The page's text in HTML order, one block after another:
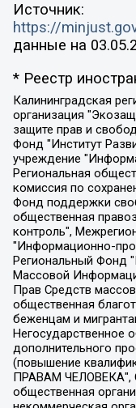
Источник:
https://
данные на
* Реестр
Калининградская региональная общественная организация "Экозащита!-Женсовет", Фонд содействия защите прав и свобод граждан "Общественный вердикт", Фонд "Институт Развития Свободы Информации", Частное учреждение "Информационное агентство МЕМО. РУ", Региональная общественная организация "Общественная комиссия по сохранению наследия академика Сахарова", Фонд поддержки свободы прессы, Санкт-Петербургская общественная правозащитная организация "Гражданский контроль", Межрегиональная общественная организация "Информационно-просветительский центр "Мемориал", Региональный Фонд "Центр Защиты Прав Средств Массовой Информации", с 05.12.2023 Фонд "Центр Защиты Прав Средств массовой информации", Региональная общественная благотворительная организация помощи беженцам и мигрантам "Гражданское содействие", Негосударственное образовательное учреждение дополнительного профессионального образования (повышение квалификации) специалистов "АКАДЕМИЯ ПО ПРАВАМ ЧЕЛОВЕКА", Свердловская региональная общественная организация "Сутяжник", Автономная некоммерческая организация "Центр независимых социологических исследований", Союз общественных объединений "Российский исследовательский центр по правам человека", Региональное общественное учреждение научно-информационный центр "МЕМОРИАЛ", Некоммерческая организация "Фонд защиты гласности", Автономная некоммерческая организация "Институт прав человека", Городская общественная организация "Екатеринбургское общество "МЕМОРИАЛ", Городская общественная организация "Рязанское историко-просветительское и правозащитное общество "Мемориал" (Рязанский Мемориал), Челябинский региональный орган общественной самодеятельности – женское общественное объединение "Женщины Евразии", Челябинский региональный орган общественной самодеятельности "Уральская правозащитная группа", Фонд содействия защите здоровья и социальной справедливости имени Андрея Рылькова, Автономная Некоммерческая Организация "Аналитический Центр Юрия Левады", Автономная некоммерческая организация социальной поддержки населения "Проект Апрель", Региональная общественная организация помощи женщинам и детям, находящимся в кризисной ситуации "Информационно-методический центр "Анна", Фонд содействия развитию массовых коммуникаций и правовому просвещению "Так-так-Так", Фонд содействия устойчивому развитию "Серебряная тайга", Свердловский региональный общественный фонд социальных проектов "Новое время", "Idel.Реалии", Кавказ.Реалии, Крым.Реалии, Телеканал Настоящее Время, Татаро-башкирская служба Радио Свобода (Azatliq Radiosi), Радио Свободная Европа/Радио Свобода (PCE/PC), "Сибирь.Реалии", "Фактограф", Благотворительный фонд помощи осужденным и их семьям, Автономная некоммерческая организация "Институт глобализации и социальных движений", Фонд "В защиту прав заключенных", Частное учреждение "Центр поддержки и содействия развитию средств массовой информации", Пензенский региональный общественный благотворительный фонд "Гражданский союз", "Север.Реалии", Некоммерческая организация Фонд "Правовая инициатива", Общество с ограниченной ответственностью "Радио Свободная Европа/Радио Свобода", Чешское информационное агентство "MEDIUM-ORIENT", Красноярская региональная общественная организация "Мы против СПИДа", Камалягин Денис Николаевич, Маркелов Сергей Евгеньевич, Пономарев Лев Александрович, Савицкая Людмила Алексеевна, Автономная некоммерческая организация "Центр по работе с проблемой насилия "НАСИЛИЮ.НЕТ", Межрегиональный профессиональный союз работников здравоохранения "Альянс врачей", Юридическое лицо, зарегистрированное в Латвийской Республике, SIA "Medusa Project" (регистрационный номер 40103797863, дата регистрации 10.06.2014), Некоммерческая организация "Фонд по борьбе с коррупцией", Автономная некоммерческая организация "Институт права и публичной политики", Баданин Роман Сергеевич, Гликин Максим Александрович, Железнова Мария Михайловна, Лукьянова Юлия Сергеевна, Маетная Елизавета Витальевна, Маняхин Петр Борисович, Чуракова Ольга Владимировна, Ярош Юлия Петровна, Юридическое лицо "The Insider SIA", зарегистрированное в Риге, Латвийская Республика (дата регистрации 26.06.2015), являющееся администратором доменного имени интернет-издания "The Insider SIA", https://theins.ru, Постернак Алексей Евгеньевич, Рубин Михаил Аркадьевич, Анин Роман Александрович, Юридическое лицо Istories fonds, зарегистрированное в Латвийской Республике (регистрационный номер 50008295751, дата регистрации